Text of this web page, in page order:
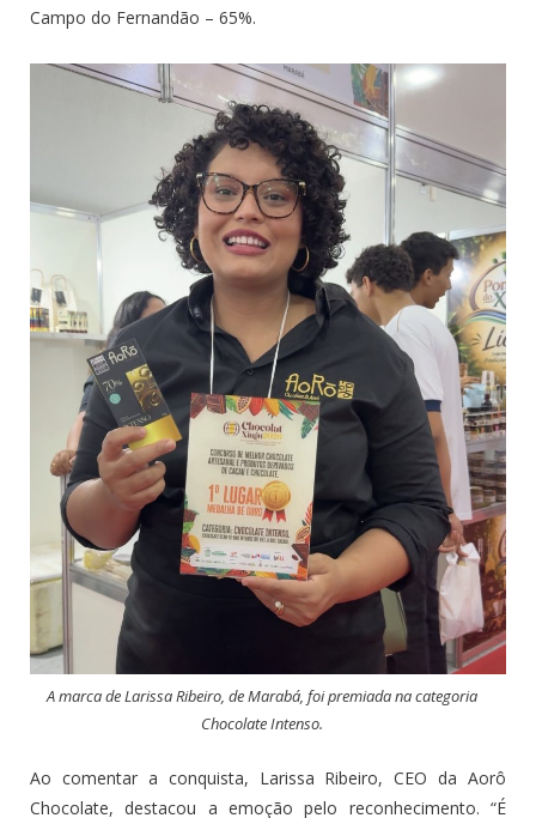
Campo do Fernandão – 65%.
A marca de Larissa Ribeiro, de Marabá, foi premiada na categoria
Chocolate Intenso.
Ao comentar a conquista, Larissa Ribeiro, CEO da Aorô
Chocolate, destacou a emoção pelo reconhecimento. “É